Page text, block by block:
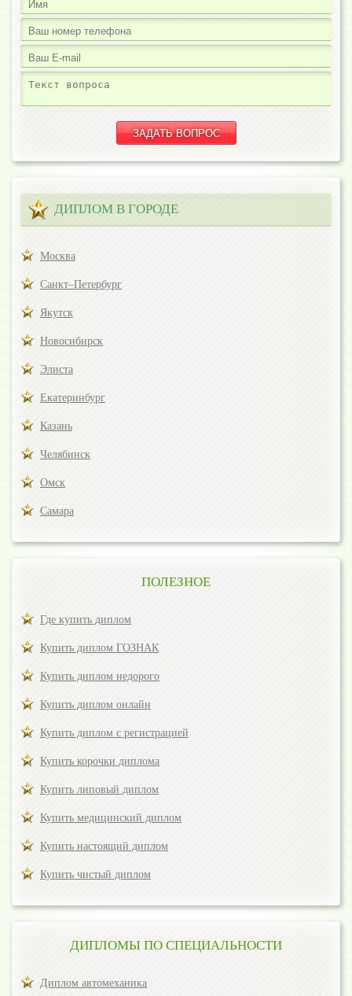
ДИПЛОМ В ГОРОДЕ
Москва
Санкт–Петербург
Якутск
Новосибирск
Элиста
Екатеринбург
Казань
Челябинск
Омск
Самара
ПОЛЕЗНОЕ
Где купить диплом
Купить диплом ГОЗНАК
Купить диплом недорого
Купить диплом онлайн
Купить диплом с регистрацией
Купить корочки диплома
Купить липовый диплом
Купить медицинский диплом
Купить настоящий диплом
Купить чистый диплом
ДИПЛОМЫ ПО СПЕЦИАЛЬНОСТИ
Диплом автомеханика